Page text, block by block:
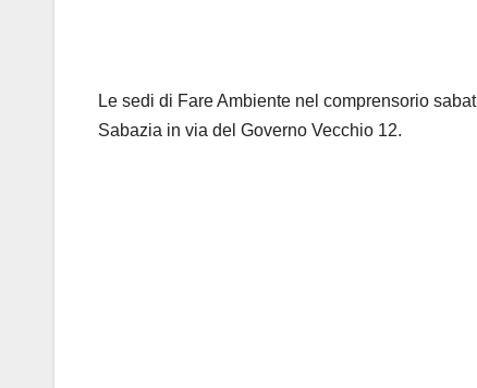
Le sedi di Fare Ambiente nel comprensorio
Sabazia in via del Governo Vecchio 12.